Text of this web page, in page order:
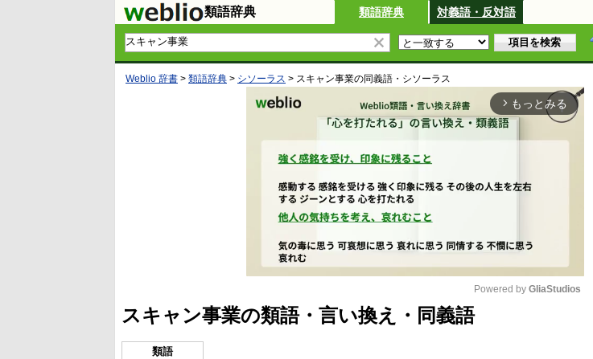
類語辞典 類語辞典 対義語・反対語
Weblio 辞書 > 類語辞典 > シソーラス > スキャン事業の同義語・シソーラス
arrow_forward_ios もっとみる
Powered by GliaStudios
スキャン事業の類語・言い換え・同義語
類語